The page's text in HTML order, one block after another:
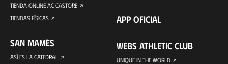
TIENDA ONLINE AC CASTORE
TIENDAS FÍSICAS
SAN MAMÉS
ASÍ ES LA CATEDRAL
APP OFICIAL
WEBS ATHLETIC CLUB
UNIQUE IN THE WORLD